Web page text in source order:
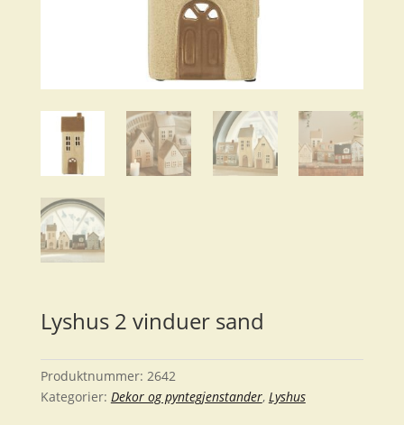
Lyshus 2 vinduer sand
Produktnummer: 2642
Kategorier: Dekor og pyntegjenstander, Lyshus